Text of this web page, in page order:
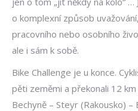
o komplexní způsob
pracovního nebo osobního
ale i sám k sobě.
Bike Challenge je u konce.
pěti zeměmi a překonali 12
Bechyně – Steyr (Rakousko)